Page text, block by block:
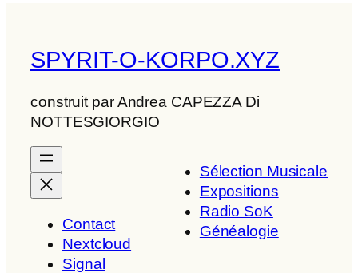
SPYRIT-O-KORPO.XYZ
construit par Andrea CAPEZZA Di
NOTTESGIORGIO
Contact
Nextcloud
Signal
Sélection Musicale
Expositions
Radio SoK
Généalogie